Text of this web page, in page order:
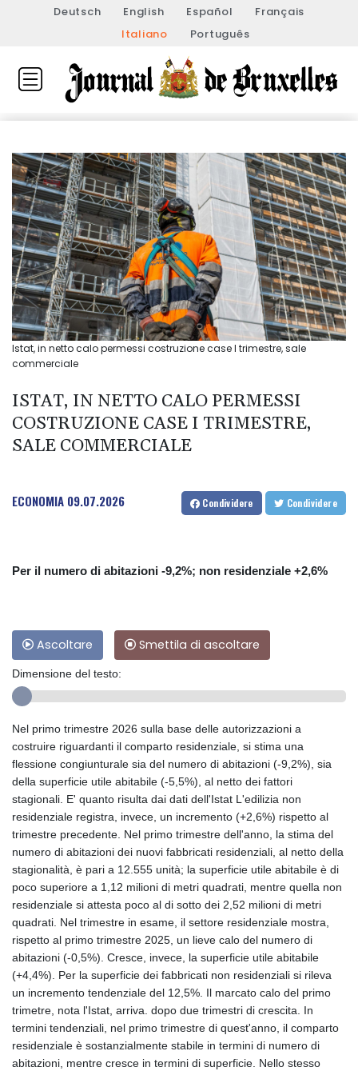
Deutsch English Español
Français
Italiano
Português
Istat, in netto calo permessi costruzione case I trimestre, sale
commerciale
ISTAT, IN NETTO CALO PERMESSI
COSTRUZIONE CASE I TRIMESTRE,
SALE COMMERCIALE
ECONOMIA 09.07.2026 Condividere Condividere
Per il numero di abitazioni -9,2%; non residenziale +2,6%
Ascoltare Smettila di ascoltare
Dimensione del testo:
Nel primo trimestre 2026 sulla base delle autorizzazioni a
costruire riguardanti il comparto residenziale, si stima una
flessione congiunturale sia del numero di abitazioni (-9,2%), sia
della superficie utile abitabile (-5,5%), al netto dei fattori
stagionali. E' quanto risulta dai dati dell'Istat L'edilizia non
residenziale registra, invece, un incremento (+2,6%) rispetto al
trimestre precedente. Nel primo trimestre dell'anno, la stima del
numero di abitazioni dei nuovi fabbricati residenziali, al netto della
stagionalità, è pari a 12.555 unità; la superficie utile abitabile è di
poco superiore a 1,12 milioni di metri quadrati, mentre quella non
residenziale si attesta poco al di sotto dei 2,52 milioni di metri
quadrati. Nel trimestre in esame, il settore residenziale mostra,
rispetto al primo trimestre 2025, un lieve calo del numero di
abitazioni (-0,5%). Cresce, invece, la superficie utile abitabile
(+4,4%). Per la superficie dei fabbricati non residenziali si rileva
un incremento tendenziale del 12,5%. Il marcato calo del primo
trimetre, nota l'Istat, arriva. dopo due trimestri di crescita. In
termini tendenziali, nel primo trimestre di quest'anno, il comparto
residenziale è sostanzialmente stabile in termini di numero di
abitazioni, mentre cresce in termini di superficie. Nello stesso